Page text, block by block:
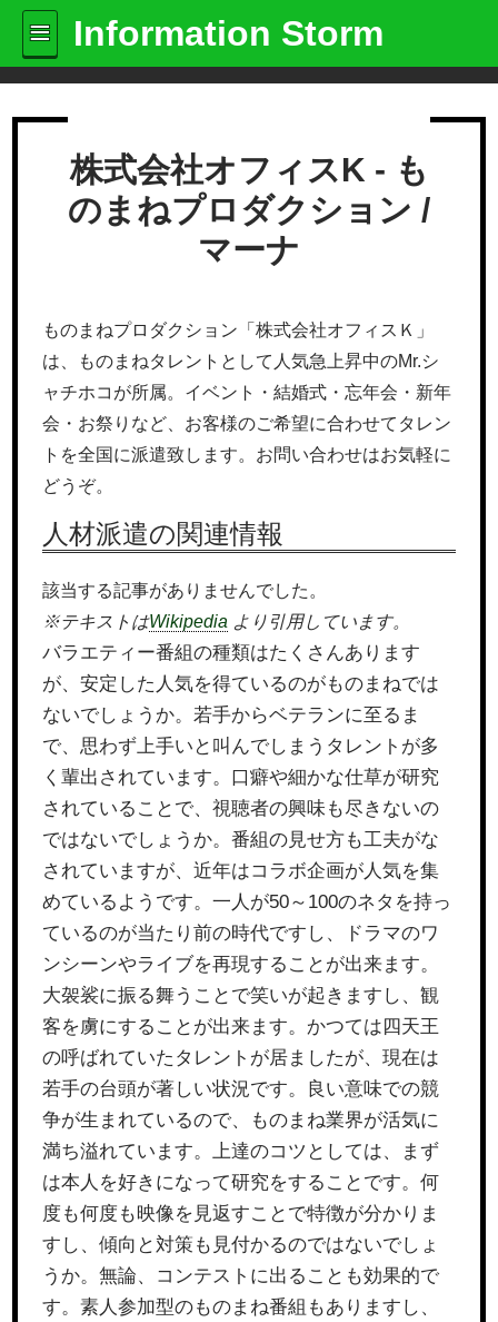
Information Storm
株式会社オフィスK - も
のまねプロダクション /
マーナ
ものまねプロダクション「株式会社オフィスＫ」
は、ものまねタレントとして人気急上昇中のMr.シ
ャチホコが所属。イベント・結婚式・忘年会・新年
会・お祭りなど、お客様のご希望に合わせてタレン
トを全国に派遣致します。お問い合わせはお気軽に
どうぞ。
人材派遣の関連情報
該当する記事がありませんでした。
※テキストはWikipedia より引用しています。
バラエティー番組の種類はたくさんあります
が、安定した人気を得ているのがものまねでは
ないでしょうか。若手からベテランに至るま
で、思わず上手いと叫んでしまうタレントが多
く輩出されています。口癖や細かな仕草が研究
されていることで、視聴者の興味も尽きないの
ではないでしょうか。番組の見せ方も工夫がな
されていますが、近年はコラボ企画が人気を集
めているようです。一人が50～100のネタを持っ
ているのが当たり前の時代ですし、ドラマのワ
ンシーンやライブを再現することが出来ます。
大袈裟に振る舞うことで笑いが起きますし、観
客を虜にすることが出来ます。かつては四天王
の呼ばれていたタレントが居ましたが、現在は
若手の台頭が著しい状況です。良い意味での競
争が生まれているので、ものまね業界が活気に
満ち溢れています。上達のコツとしては、まず
は本人を好きになって研究をすることです。何
度も何度も映像を見返すことで特徴が分かりま
すし、傾向と対策も見付かるのではないでしょ
うか。無論、コンテストに出ることも効果的で
す。素人参加型のものまね番組もありますし、